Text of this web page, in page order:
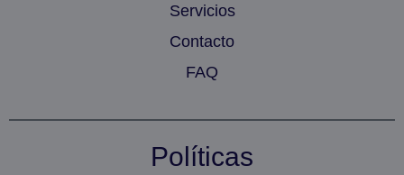
Servicios
Contacto
FAQ
Políticas